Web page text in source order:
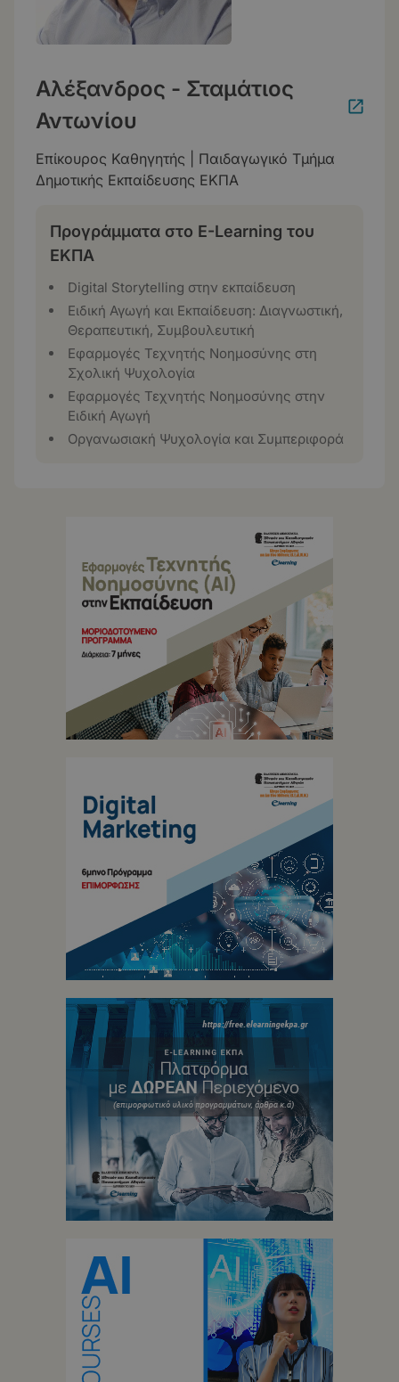
Αλέξανδρος - Σταμάτιος
Αντωνίου
Επίκουρος Καθηγητής | Παιδαγωγικό Τμήμα
Δημοτικής Εκπαίδευσης ΕΚΠΑ
Προγράμματα στο E-Learning του
ΕΚΠΑ
Digital Storytelling στην εκπαίδευση
Ειδική Αγωγή και Εκπαίδευση: Διαγνωστική,
Θεραπευτική, Συμβουλευτική
Εφαρμογές Τεχνητής Νοημοσύνης στη
Σχολική Ψυχολογία
Εφαρμογές Τεχνητής Νοημοσύνης στην
Ειδική Αγωγή
Οργανωσιακή Ψυχολογία και Συμπεριφορά